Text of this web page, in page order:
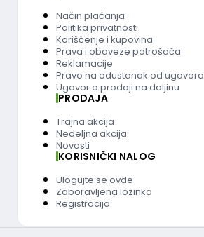
Način plaćanja
Politika privatnosti
Korišćenje i kupovina
Prava i obaveze potrošača
Reklamacije
Pravo na odustanak od ugovora
Ugovor o prodaji na daljinu
PRODAJA
Trajna akcija
Nedeljna akcija
Novosti
KORISNIČKI NALOG
Ulogujte se ovde
Zaboravljena lozinka
Registracija